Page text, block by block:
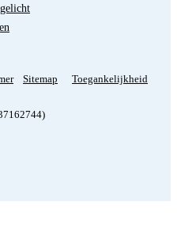
Sitemap Toegankelijkheid